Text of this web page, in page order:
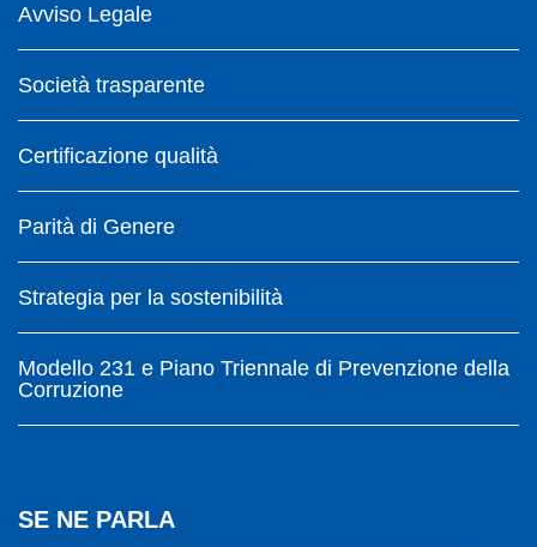
Avviso Legale
Società trasparente
Certificazione qualità
Parità di Genere
Strategia per la sostenibilità
Modello 231 e Piano Triennale di Prevenzione della
Corruzione
SE NE PARLA